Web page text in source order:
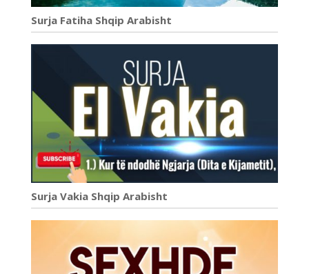
Surja Fatiha Shqip Arabisht
Surja Vakia Shqip Arabisht